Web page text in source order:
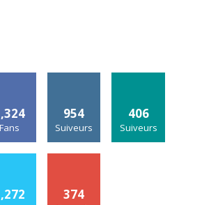
Fans
954
Suiveurs
406
Suiveurs
374